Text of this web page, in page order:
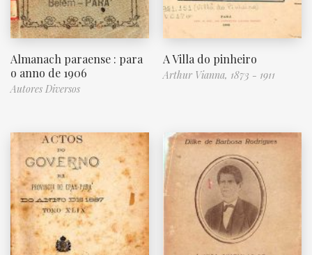
Almanach paraense : para
o anno de 1906
Autores Diversos
A Villa do pinheiro
Arthur Vianna, 1873 - 1911